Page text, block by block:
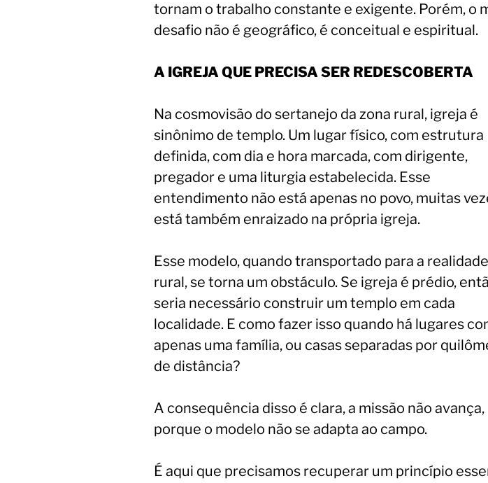
tornam o trabalho constante e exigente. Porém, o
desafio não é geográfico, é conceitual e espiritual.
A IGREJA QUE PRECISA SER REDESCOBERTA
Na cosmovisão do sertanejo da zona rural, igreja é
sinônimo de templo. Um lugar físico, com estrutura
definida, com dia e hora marcada, com dirigente,
pregador e uma liturgia estabelecida. Esse
entendimento não está apenas no povo, muitas
está também enraizado na própria igreja.
Esse modelo, quando transportado para a realidade
rural, se torna um obstáculo. Se igreja é prédio,
seria necessário construir um templo em cada
localidade. E como fazer isso quando há lugares
apenas uma família, ou casas separadas por
de distância?
A consequência disso é clara, a missão não avança,
porque o modelo não se adapta ao campo.
É aqui que precisamos recuperar um princípio